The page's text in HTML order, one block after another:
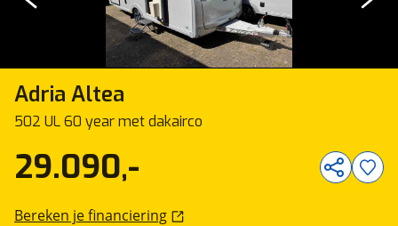
Adria Altea
502 UL 60 year met dakairco
29.090,-
Bereken je financiering